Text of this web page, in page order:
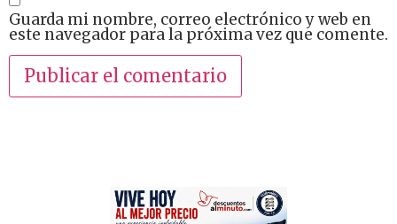
Guarda mi nombre, correo electrónico y web en
este navegador para la próxima vez que comente.